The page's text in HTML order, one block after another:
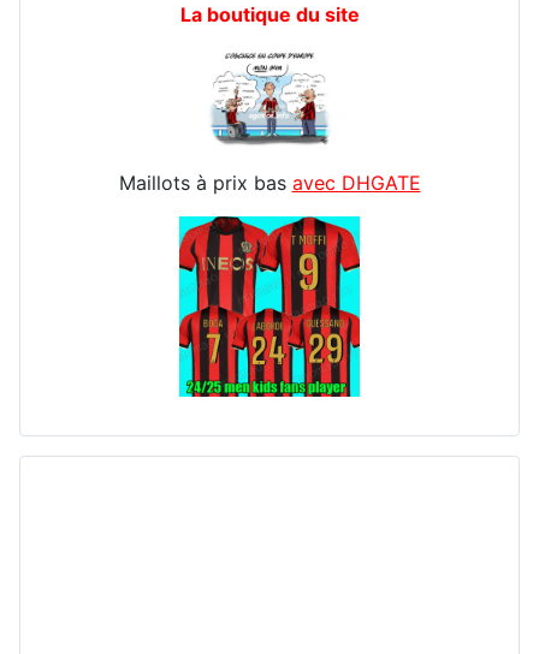
La boutique du site
Maillots à prix bas avec DHGATE